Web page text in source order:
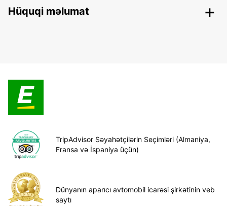
Hüquqi məlumat
TripAdvisor Səyahətçilərin Seçimləri (Almaniya,
Fransa və İspaniya üçün)
Dünyanın aparıcı avtomobil icarəsi şirkətinin veb
saytı